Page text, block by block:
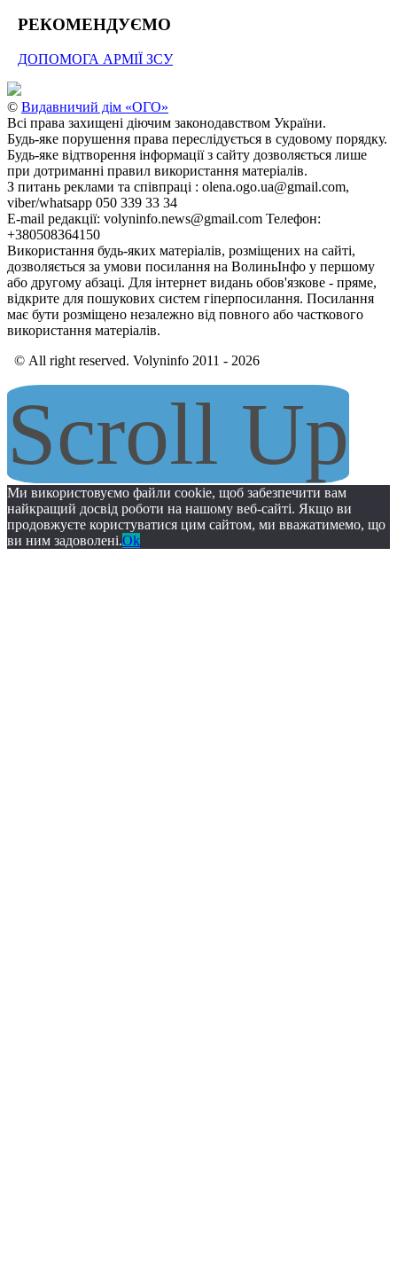
РЕКОМЕНДУЄМО
ДОПОМОГА АРМІЇ ЗСУ
© Видавничий дім «ОГО»
Всі права захищені діючим законодавством України.
Будь-яке порушення права переслідується в судовому порядку.
Будь-яке відтворення інформації з сайту дозволяється лише
при дотриманні правил використання матеріалів.
З питань реклами та співпраці : olena.ogo.ua@gmail.com,
viber/whatsapp 050 339 33 34
E-mail редакції: volyninfo.news@gmail.com Телефон:
+380508364150
Використання будь-яких матеріалів, розміщених на сайті,
дозволяється за умови посилання на ВолиньІнфо у першому
або другому абзаці. Для інтернет видань обов'язкове - пряме,
відкрите для пошукових систем гіперпосилання. Посилання
має бути розміщено незалежно від повного або часткового
використання матеріалів.
© All right reserved. Volyninfo 2011 - 2026
Scroll Up
Ми використовуємо файли cookie, щоб забезпечити вам
найкращий досвід роботи на нашому веб-сайті. Якщо ви
продовжуєте користуватися цим сайтом, ми вважатимемо, що
ви ним задоволені.Ok